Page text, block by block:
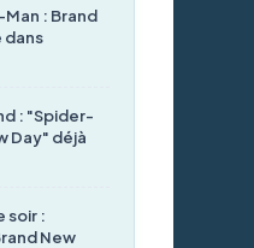
Man : Brand
dans
: "Spider-
Day" déjà
soir :
New